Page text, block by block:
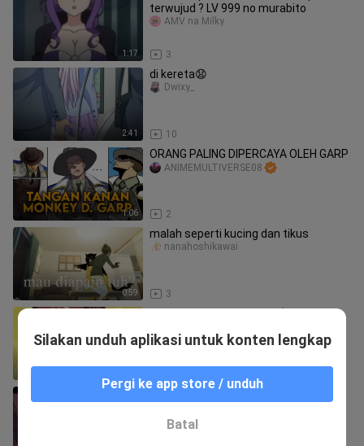
1:17
terwujud ? LV 999 no murabito
3
AMV na Milky
2:41
di kereta😧
10
Dwixy_
1:06
ORANG PALING DIPERCAYA OLEH GARP
2
ANIMEMULTIVERSE08
0:59
malah seperti kucing dan tikus
3
nanahoshikawai
AMV Genshin Impact x Zoltraak!
Silakan unduh aplikasi untuk konten lengkap
Pergi ke app store / unduh
Batal